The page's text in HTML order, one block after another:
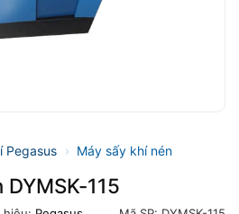
Pegasus › Máy sấy khí nén
115